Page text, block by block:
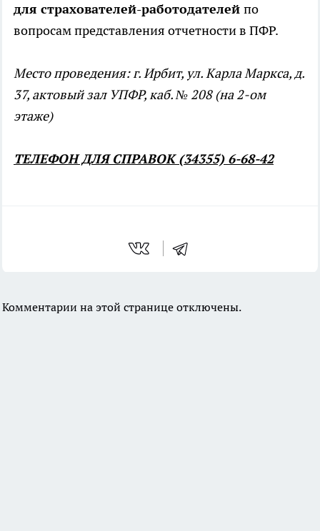
для страхователей-работодателей по
вопросам представления отчетности в ПФР.
Место проведения: г. Ирбит, ул. Карла Маркса, д.
37, актовый зал УПФР, каб. № 208 (на 2-ом
этаже)
ТЕЛЕФОН ДЛЯ СПРАВОК(34355) 6-68-42
Комментарии на этой странице отключены.